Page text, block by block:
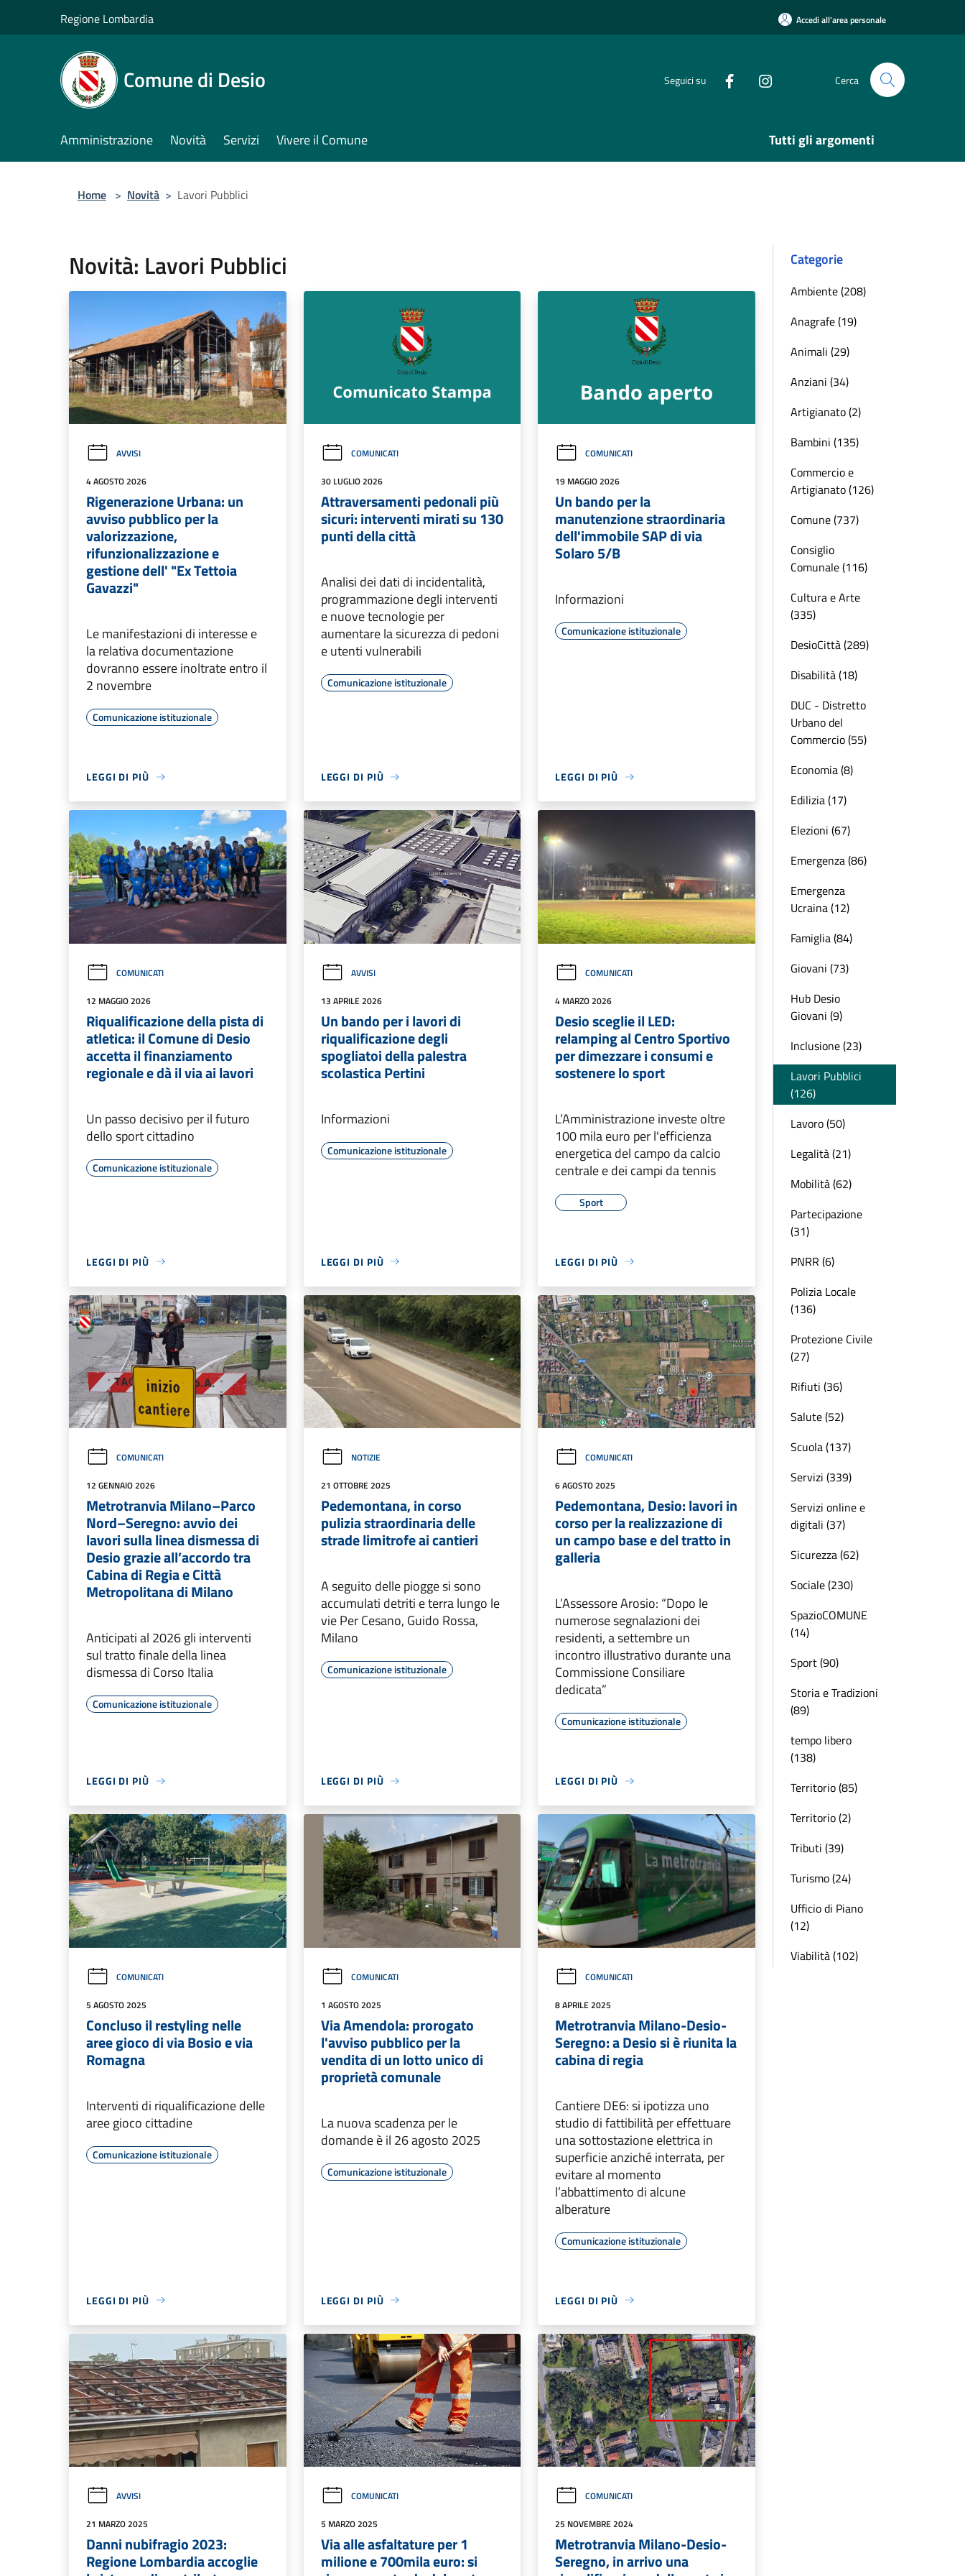
Regione Lombardia Accedi all'area personale
Comune di Desio Seguici su Cerca
Amministrazione Novità Servizi Vivere il Comune Tutti gli argomenti
Home > Novità > Lavori Pubblici
Novità: Lavori Pubblici
AVVISI
4 AGOSTO 2026
Rigenerazione Urbana: un
avviso pubblico per la
valorizzazione,
rifunzionalizzazione e
gestione dell' "Ex Tettoia
Gavazzi"
Le manifestazioni di interesse e
la relativa documentazione
dovranno essere inoltrate entro il
2 novembre
Comunicazione istituzionale
LEGGI DI PIÙ
COMUNICATI
30 LUGLIO 2026
Attraversamenti pedonali più
sicuri: interventi mirati su 130
punti della città
Analisi dei dati di incidentalità,
programmazione degli interventi
e nuove tecnologie per
aumentare la sicurezza di pedoni
e utenti vulnerabili
Comunicazione istituzionale
LEGGI DI PIÙ
COMUNICATI
19 MAGGIO 2026
Un bando per la
manutenzione straordinaria
dell'immobile SAP di via
Solaro 5/B
Informazioni
Comunicazione istituzionale
LEGGI DI PIÙ
COMUNICATI
12 MAGGIO 2026
Riqualificazione della pista di
atletica: il Comune di Desio
accetta il finanziamento
regionale e dà il via ai lavori
Un passo decisivo per il futuro
dello sport cittadino
Comunicazione istituzionale
LEGGI DI PIÙ
AVVISI
13 APRILE 2026
Un bando per i lavori di
riqualificazione degli
spogliatoi della palestra
scolastica Pertini
Informazioni
Comunicazione istituzionale
LEGGI DI PIÙ
COMUNICATI
4 MARZO 2026
Desio sceglie il LED:
relamping al Centro Sportivo
per dimezzare i consumi e
sostenere lo sport
L’Amministrazione investe oltre
100 mila euro per l'efficienza
energetica del campo da calcio
centrale e dei campi da tennis
Sport
LEGGI DI PIÙ
COMUNICATI
12 GENNAIO 2026
Metrotranvia Milano–Parco
Nord–Seregno: avvio dei
lavori sulla linea dismessa di
Desio grazie all’accordo tra
Cabina di Regia e Città
Metropolitana di Milano
Anticipati al 2026 gli interventi
sul tratto finale della linea
dismessa di Corso Italia
Comunicazione istituzionale
LEGGI DI PIÙ
NOTIZIE
21 OTTOBRE 2025
Pedemontana, in corso
pulizia straordinaria delle
strade limitrofe ai cantieri
A seguito delle piogge si sono
accumulati detriti e terra lungo le
vie Per Cesano, Guido Rossa,
Milano
Comunicazione istituzionale
LEGGI DI PIÙ
COMUNICATI
6 AGOSTO 2025
Pedemontana, Desio: lavori in
corso per la realizzazione di
un campo base e del tratto in
galleria
L’Assessore Arosio: “Dopo le
numerose segnalazioni dei
residenti, a settembre un
incontro illustrativo durante una
Commissione Consiliare
dedicata”
Comunicazione istituzionale
LEGGI DI PIÙ
COMUNICATI
5 AGOSTO 2025
Concluso il restyling nelle
aree gioco di via Bosio e via
Romagna
Interventi di riqualificazione delle
aree gioco cittadine
Comunicazione istituzionale
LEGGI DI PIÙ
COMUNICATI
1 AGOSTO 2025
Via Amendola: prorogato
l'avviso pubblico per la
vendita di un lotto unico di
proprietà comunale
La nuova scadenza per le
domande è il 26 agosto 2025
Comunicazione istituzionale
LEGGI DI PIÙ
COMUNICATI
8 APRILE 2025
Metrotranvia Milano-Desio-
Seregno: a Desio si è riunita la
cabina di regia
Cantiere DE6: si ipotizza uno
studio di fattibilità per effettuare
una sottostazione elettrica in
superficie anziché interrata, per
evitare al momento
l’abbattimento di alcune
alberature
Comunicazione istituzionale
LEGGI DI PIÙ
AVVISI
21 MARZO 2025
Danni nubifragio 2023:
Regione Lombardia accoglie
COMUNICATI
5 MARZO 2025
Via alle asfaltature per 1
milione e 700mila euro: si
COMUNICATI
25 NOVEMBRE 2024
Metrotranvia Milano-Desio-
Seregno, in arrivo una
Categorie
Ambiente (208)
Anagrafe (19)
Animali (29)
Anziani (34)
Artigianato (2)
Bambini (135)
Commercio e
Artigianato (126)
Comune (737)
Consiglio
Comunale (116)
Cultura e Arte
(335)
DesioCittà (289)
Disabilità (18)
DUC - Distretto
Urbano del
Commercio (55)
Economia (8)
Edilizia (17)
Elezioni (67)
Emergenza (86)
Emergenza
Ucraina (12)
Famiglia (84)
Giovani (73)
Hub Desio
Giovani (9)
Inclusione (23)
Lavori Pubblici
(126)
Lavoro (50)
Legalità (21)
Mobilità (62)
Partecipazione
(31)
PNRR (6)
Polizia Locale
(136)
Protezione Civile
(27)
Rifiuti (36)
Salute (52)
Scuola (137)
Servizi (339)
Servizi online e
digitali (37)
Sicurezza (62)
Sociale (230)
SpazioCOMUNE
(14)
Sport (90)
Storia e Tradizioni
(89)
tempo libero
(138)
Territorio (85)
Territorio (2)
Tributi (39)
Turismo (24)
Ufficio di Piano
(12)
Viabilità (102)